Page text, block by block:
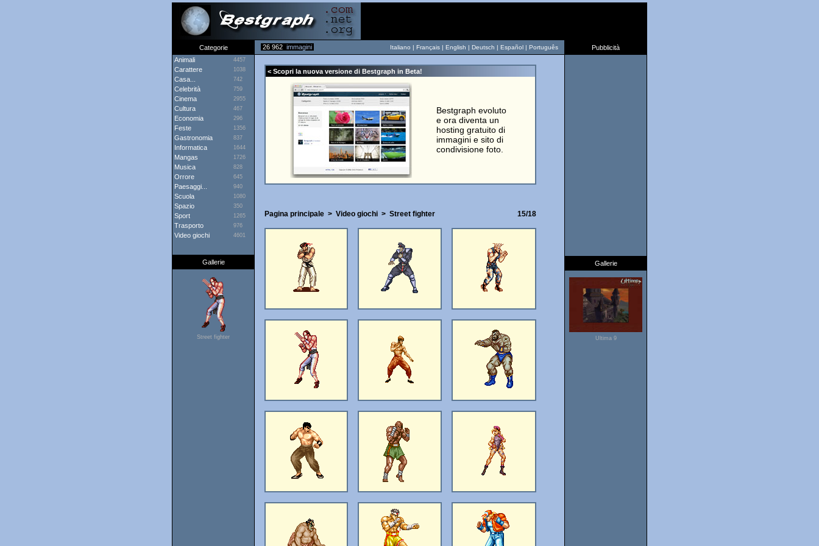
Categorie 26 962 immagini Italiano | Français | English | Deutsch | Español | Português
Pubblicità
Animali
4457
Carattere 1038
Casa... 742
Celebrità 759
Cinema 2955
Cultura 467
Economia 296
Feste 1356
Gastronomia 837
Informatica 1644
Mangas 1726
Musica 828
Orrore 645
Paesaggi... 940
Scuola 1080
Spazio 350
Sport 1265
Trasporto 976
Video giochi 4601
Gallerie
Street fighter
< Scopri la nuova versione di Bestgraph in Beta!
Bestgraph evoluto
e ora diventa un
hosting gratuito di
immagini e sito di
condivisione foto.
Pagina principale > Video giochi > Street fighter 15/18
Gallerie
Ultima 9